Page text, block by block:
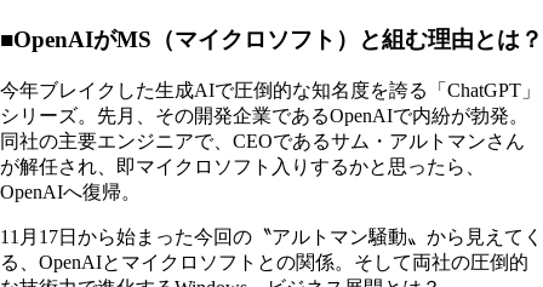
■OpenAIがMS（マイクロソフト）と組む理由とは？
今年ブレイクした生成AIで圧倒的な知名度を誇る「ChatGPT」
シリーズ。先月、その開発企業であるOpenAIで内紛が勃発。
同社の主要エンジニアで、CEOであるサム・アルトマンさん
が解任され、即マイクロソフト入りするかと思ったら、
OpenAIへ復帰。
11月17日から始まった今回の〝アルトマン騒動〟から見えてく
る、OpenAIとマイクロソフトとの関係。そして両社の圧倒的